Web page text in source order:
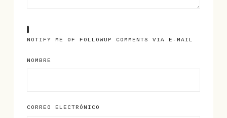
NOTIFY ME OF FOLLOWUP COMMENTS VIA E-MAIL
NOMBRE
CORREO ELECTRÓNICO